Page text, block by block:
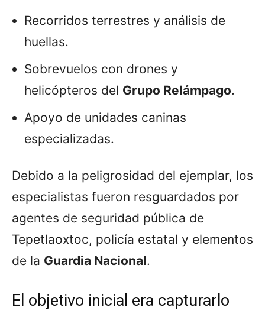
Recorridos terrestres y análisis de
huellas.
Sobrevuelos con drones y
helicópteros del Grupo Relámpago.
Apoyo de unidades caninas
especializadas.
Debido a la peligrosidad del ejemplar, los
especialistas fueron resguardados por
agentes de seguridad pública de
Tepetlaoxtoc, policía estatal y elementos
de la Guardia Nacional.
El objetivo inicial era capturarlo